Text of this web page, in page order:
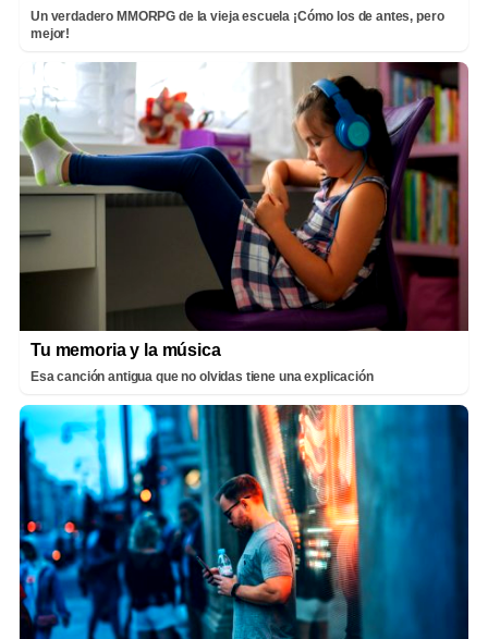
Un verdadero MMORPG de la vieja escuela ¡Cómo los de antes, pero
mejor!
Tu memoria y la música
Esa canción antigua que no olvidas tiene una explicación